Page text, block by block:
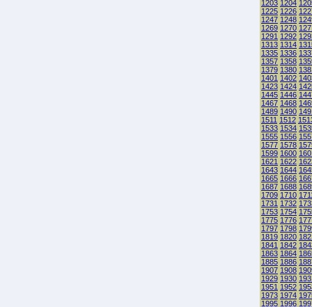
1203 1204
1225 1226
1247 1248
1269 1270
1291 1292
1313 1314
1335 1336
1357 1358
1379 1380
1401 1402
1423 1424
1445 1446
1467 1468
1489 1490
1511 1512
1533 1534
1555 1556
1577 1578
1599 1600
1621 1622
1643 1644
1665 1666
1687 1688
1709 1710
1731 1732
1753 1754
1775 1776
1797 1798
1819 1820
1841 1842
1863 1864
1885 1886
1907 1908
1929 1930
1951 1952
1973 1974
1995 1996